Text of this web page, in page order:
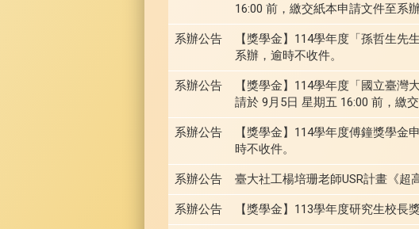
16:00 前，繳交紙本申請文件至系
系辦公告
【獎學金】114學年度「孫哲生
系辦，逾時不收件。
系辦公告
【獎學金】114學年度「國立臺
請於 9月5日 星期五 16:00 前，繳
系辦公告
【獎學金】114學年度傅鐘獎學
時不收件。
系辦公告 臺大社工楊培珊老師USR計畫《
系辦公告 【獎學金】113學年度研究生校